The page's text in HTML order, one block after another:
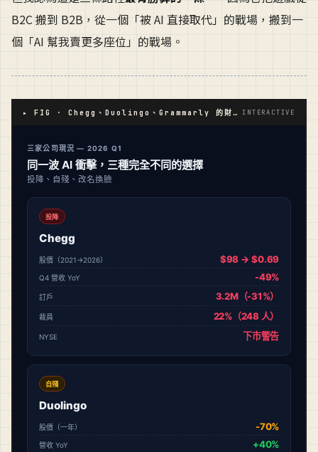
B2C 搬到 B2B，從一個「被 AI 直接取代」的戰場，搬到一
個「AI 幫我賣更多座位」的戰場。
▸ FIG · Chegg、Duolingo、Grammarly 的財務軌跡對比（2021-2026） INTERACTIVE